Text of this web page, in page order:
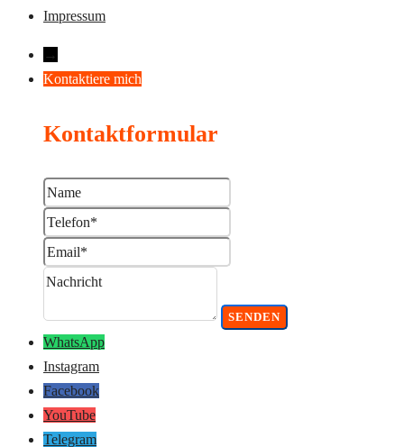
Impressum
→
Kontaktiere mich
Kontaktformular
WhatsApp
Instagram
Facebook
YouTube
Telegram